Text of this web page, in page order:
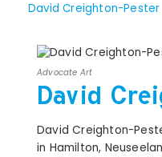
David Creighton-Pester
Advocate Art
David
David Creighton-
in Hamilton,